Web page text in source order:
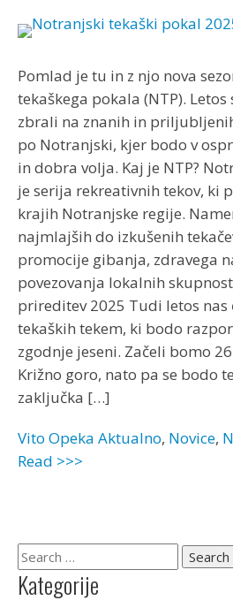
Pomlad je tu in z njo nova
tekaškega pokala (NTP).
zbrali na znanih in
po Notranjski, kjer bodo v
in dobra volja. Kaj je NTP?
je serija rekreativnih tekov, ki
krajih Notranjske regije.
najmlajših do izkušenih
promocije gibanja, zdravega
povezovanja lokalnih
prireditev 2025 Tudi letos nas
tekaških tekem, ki bodo
zgodnje jeseni. Začeli bomo
Križno goro, nato pa se bodo
zaključka […]
Vito Opeka Aktualno, Novice,
Read >>>
Kategorije